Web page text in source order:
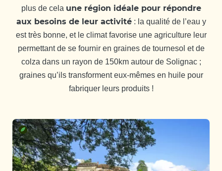
plus de cela une région idéale pour répondre
aux besoins de leur activité: la qualité de l’eau y
est très bonne, et le climat favorise une agriculture leur
permettant de se fournir en graines de tournesol et de
colza dans un rayon de 150km autour de Solignac ;
graines qu’ils transforment eux-mêmes en huile pour
fabriquer leurs produits !